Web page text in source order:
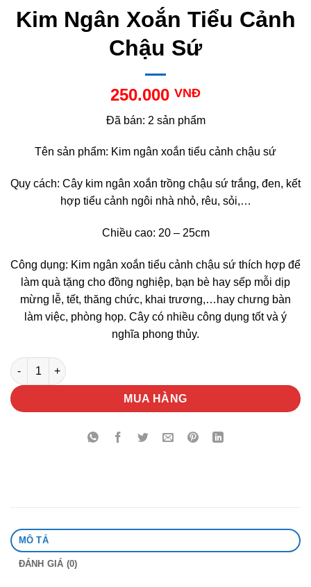
Kim Ngân Xoắn Tiểu Cảnh
Chậu Sứ
250.000 VNĐ
Đã bán: 2 sản phẩm
Tên sản phẩm: Kim ngân xoắn tiểu cảnh chậu sứ
Quy cách: Cây kim ngân xoắn trồng chậu sứ trắng, đen, kết
hợp tiểu cảnh ngôi nhà nhỏ, rêu, sỏi,…
Chiều cao: 20 – 25cm
Công dụng: Kim ngân xoắn tiểu cảnh chậu sứ thích hợp để
làm quà tặng cho đồng nghiệp, bạn bè hay sếp mỗi dịp
mừng lễ, tết, thăng chức, khai trương,…hay chưng bàn
làm việc, phòng họp. Cây có nhiều công dụng tốt và ý
nghĩa phong thủy.
Kim Ngân Xoắn Tiểu Cảnh Chậu Sứ số lượng
MUA HÀNG
MÔ TẢ
ĐÁNH GIÁ (0)